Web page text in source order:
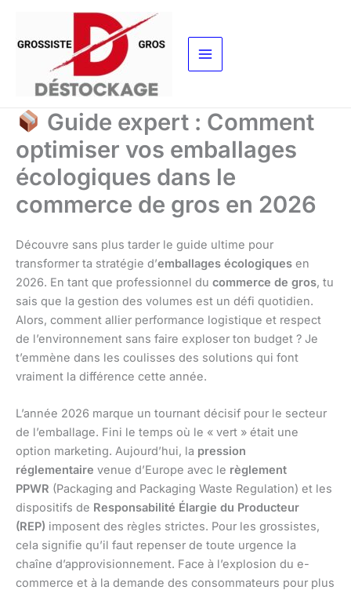
contenu
Guide expert : Comment
optimiser vos emballages
écologiques dans le
commerce de gros en 2026
Découvre sans plus tarder le guide ultime pour
transformer ta stratégie d’emballages écologiques en
2026. En tant que professionnel du commerce de gros, tu
sais que la gestion des volumes est un défi quotidien.
Alors, comment allier performance logistique et respect
de l’environnement sans faire exploser ton budget ? Je
t’emmène dans les coulisses des solutions qui font
vraiment la différence cette année.
L’année 2026 marque un tournant décisif pour le secteur
de l’emballage. Fini le temps où le « vert » était une
option marketing. Aujourd’hui, la pression
réglementaire venue d’Europe avec le règlement
PPWR (Packaging and Packaging Waste Regulation) et les
dispositifs de Responsabilité Élargie du Producteur
(REP) imposent des règles strictes. Pour les grossistes,
cela signifie qu’il faut repenser de toute urgence la
chaîne d’approvisionnement. Face à l’explosion du e-
commerce et à la demande des consommateurs pour plus